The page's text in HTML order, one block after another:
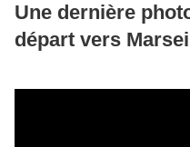
Une dernière
départ vers